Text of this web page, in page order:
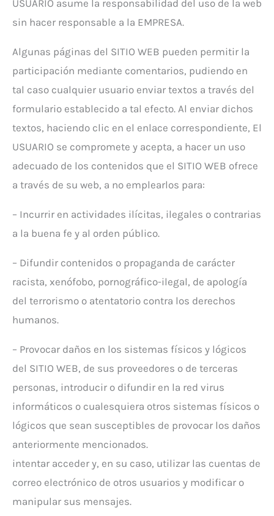
USUARIO asume la responsabilidad del uso de la web
sin hacer responsable a la EMPRESA.
Algunas páginas del SITIO WEB pueden permitir la
participación mediante comentarios, pudiendo en
tal caso cualquier usuario enviar textos a través del
formulario establecido a tal efecto. Al enviar dichos
textos, haciendo clic en el enlace correspondiente, El
USUARIO se compromete y acepta, a hacer un uso
adecuado de los contenidos que el SITIO WEB ofrece
a través de su web, a no emplearlos para:
– Incurrir en actividades ilícitas, ilegales o contrarias
a la buena fe y al orden público.
– Difundir contenidos o propaganda de carácter
racista, xenófobo, pornográfico-ilegal, de apología
del terrorismo o atentatorio contra los derechos
humanos.
– Provocar daños en los sistemas físicos y lógicos
del SITIO WEB, de sus proveedores o de terceras
personas, introducir o difundir en la red virus
informáticos o cualesquiera otros sistemas físicos o
lógicos que sean susceptibles de provocar los daños
anteriormente mencionados.
intentar acceder y, en su caso, utilizar las cuentas de
correo electrónico de otros usuarios y modificar o
manipular sus mensajes.